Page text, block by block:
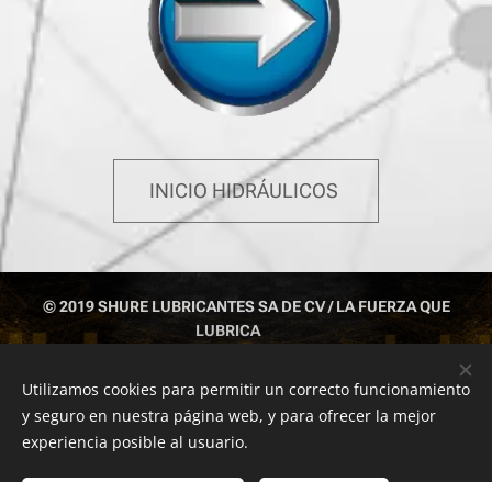
INICIO HIDRÁULICOS
© 2019 SHURE LUBRICANTES SA DE CV / LA FUERZA QUE
LUBRICA
Cookies
Utilizamos cookies para permitir un correcto funcionamiento
y seguro en nuestra página web, y para ofrecer la mejor
experiencia posible al usuario.